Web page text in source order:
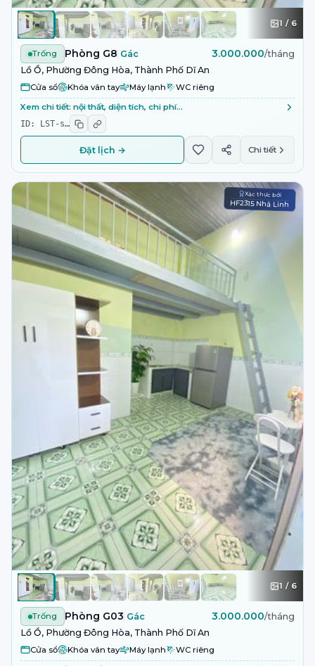
1 / 6
Trống Phòng G8 Gác 3.000.000/tháng
Lồ Ồ, Phường Đông Hòa, Thành Phố Dĩ An
Cửa sổ Khóa vân tay Máy lạnh WC riêng
Xem chi tiết: nội thất, diện tích, chi phí…
ID: LST-s…
Đặt lịch → Chi tiết
Xác thực bởi
HF2315 Nhã Linh
1 / 6
Trống Phòng G03 Gác 3.000.000/tháng
Lồ Ồ, Phường Đông Hòa, Thành Phố Dĩ An
Cửa sổ Khóa vân tay Máy lạnh WC riêng